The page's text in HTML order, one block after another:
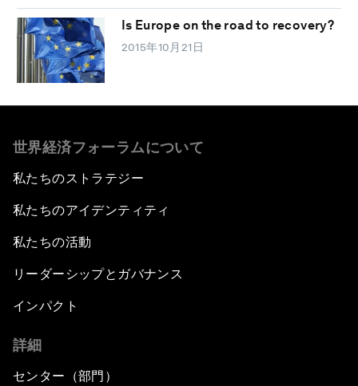
Is Europe on the road to recovery?
2015年10月21日
世界経済フォーラムについて
私たちのストラテジー
私たちのアイデンティティ
私たちの活動
リーダーシップとガバナンス
インパクト
詳細
センター（部門）